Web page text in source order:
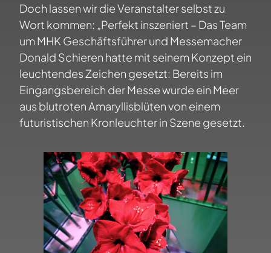
Doch lassen wir die Veranstalter selbst zu
Wort kommen: „Perfekt inszeniert – Das Team
um MHK Geschäftsführer und Messemacher
Donald Schieren hatte mit seinem Konzept ein
leuchtendes Zeichen gesetzt: Bereits im
Eingangsbereich der Messe wurde ein Meer
aus blutroten Amaryllisblüten von einem
futuristischen Kronleuchter in Szene gesetzt.